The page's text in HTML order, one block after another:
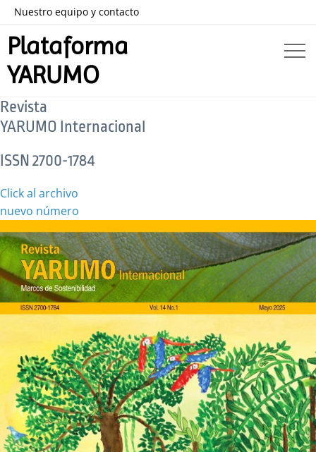
Nuestro equipo y contacto
Plataforma
YARUMO
Revista
YARUMO Internacional
ISSN 2700-1784
Click al archivo
nuevo número